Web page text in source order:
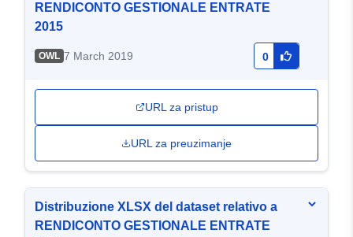
RENDICONTO GESTIONALE ENTRATE
2015
OWL 7 March 2019 0
URL za pristup
URL za preuzimanje
Distribuzione XLSX del dataset relativo a
RENDICONTO GESTIONALE ENTRATE